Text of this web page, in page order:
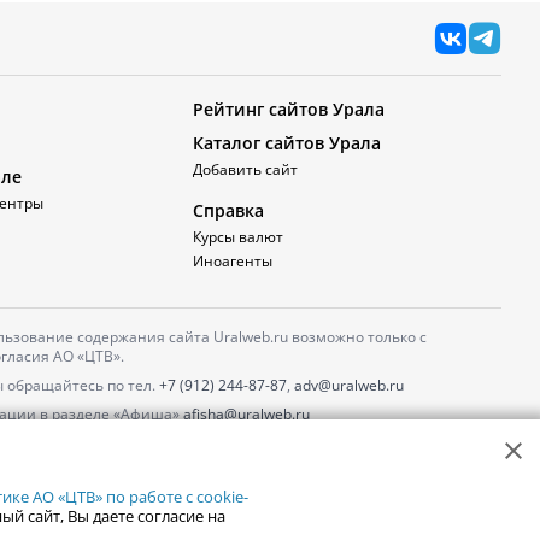
Рейтинг сайтов Урала
Каталог сайтов Урала
Добавить сайт
Справка
Курсы валют
Иноагенты
содержания сайта Uralweb.ru возможно только с
АО «ЦТВ».
по тел. +7 (912) 244-87-87, adv@uralweb.ru
в разделе «Афиша»afisha@uralweb.ru
АО «ЦТВ» по работе с cookie-
сайт, Вы даете согласие на